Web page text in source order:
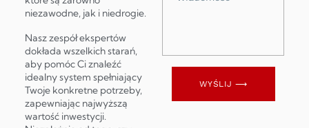
niezawodne, jak i niedrogie.
Nasz zespół ekspertów
dokłada wszelkich starań,
aby pomóc Ci znaleźć
idealny system spełniający
Twoje konkretne potrzeby,
zapewniając najwyższą
wartość inwestycji.
WYŚLIJ ⟶